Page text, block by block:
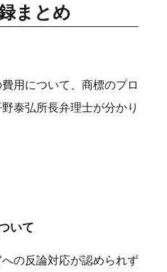
まとめ
用について、商標のプロ
泰弘所長弁理士が分かり
いて
の反論対応が認められず